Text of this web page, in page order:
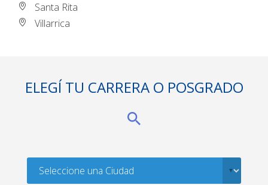
Santa Rita
Villarrica
ELEGÍ TU CARRERA O POSGRADO